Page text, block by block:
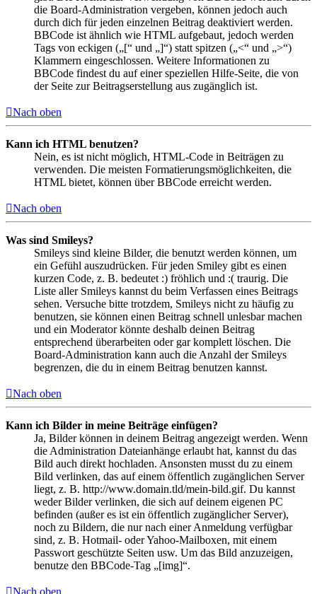
die Board-Administration vergeben, können jedoch auch
durch dich für jeden einzelnen Beitrag deaktiviert werden.
BBCode ist ähnlich wie HTML aufgebaut, jedoch werden
Tags von eckigen („[“ und „]“) statt spitzen („<“ und „>“)
Klammern eingeschlossen. Weitere Informationen zu
BBCode findest du auf einer speziellen Hilfe-Seite, die von
der Seite zur Beitragserstellung aus zugänglich ist.
Nach oben
Kann ich HTML benutzen?
Nein, es ist nicht möglich, HTML-Code in Beiträgen zu
verwenden. Die meisten Formatierungsmöglichkeiten, die
HTML bietet, können über BBCode erreicht werden.
Nach oben
Was sind Smileys?
Smileys sind kleine Bilder, die benutzt werden können, um
ein Gefühl auszudrücken. Für jeden Smiley gibt es einen
kurzen Code, z. B. bedeutet :) fröhlich und :( traurig. Die
Liste aller Smileys kannst du beim Verfassen eines Beitrags
sehen. Versuche bitte trotzdem, Smileys nicht zu häufig zu
benutzen, sie können einen Beitrag schnell unlesbar machen
und ein Moderator könnte deshalb deinen Beitrag
entsprechend überarbeiten oder gar komplett löschen. Die
Board-Administration kann auch die Anzahl der Smileys
begrenzen, die du in einem Beitrag benutzen kannst.
Nach oben
Kann ich Bilder in meine Beiträge einfügen?
Ja, Bilder können in deinem Beitrag angezeigt werden. Wenn
die Administration Dateianhänge erlaubt hat, kannst du das
Bild auch direkt hochladen. Ansonsten musst du zu einem
Bild verlinken, das auf einem öffentlich zugänglichen Server
liegt, z. B. http://www.domain.tld/mein-bild.gif. Du kannst
weder Bilder verlinken, die sich auf deinem eigenen PC
befinden (außer es ist ein öffentlich zugänglicher Server),
noch zu Bildern, die nur nach einer Anmeldung verfügbar
sind, z. B. Hotmail- oder Yahoo-Mailboxen, mit einem
Passwort geschützte Seiten usw. Um das Bild anzuzeigen,
benutze den BBCode-Tag „[img]“.